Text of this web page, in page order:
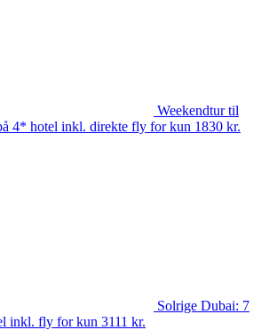
Weekendtur til
4* hotel inkl. direkte fly for kun 1830 kr.
Solrige Dubai: 7
inkl. fly for kun 3111 kr.